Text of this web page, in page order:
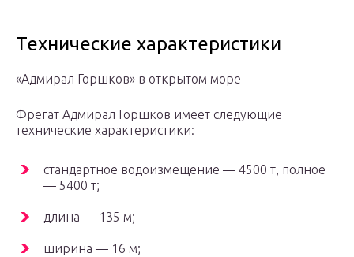
Технические характеристики
«Адмирал Горшков» в открытом море
Фрегат Адмирал Горшков имеет следующие
технические характеристики:
стандартное водоизмещение — 4500 т, полное
— 5400 т;
длина — 135 м;
ширина — 16 м;